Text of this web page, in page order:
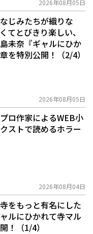
2026年08月05日
じみたちが織りな
てとびきり楽しい、
未奈『ギャルにひか
を特別公開！（2/4）
2026年08月05日
ロ作家によるWEB小
クストで読めるホラー
2026年08月04日
をもっと有名にした
ルにひかれて寺マル
！（1/4）